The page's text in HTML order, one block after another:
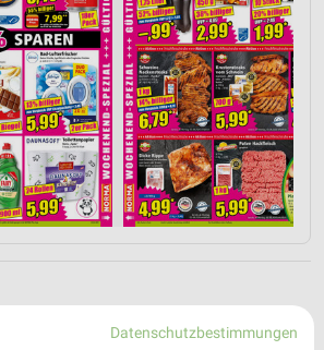
Datenschutzbestimmungen